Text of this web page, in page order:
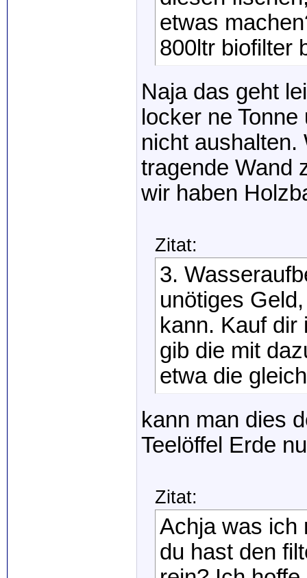
etwas
800ltr biofilter
Naja das geht
locker ne
nicht aushalten.
tragende Wand
wir haben
Zitat:
3.
unötiges
kann. Kauf dir
gib die mit
etwa die
kann man dies
Teelöffel Erde
Zitat:
Achja was ich
du hast den